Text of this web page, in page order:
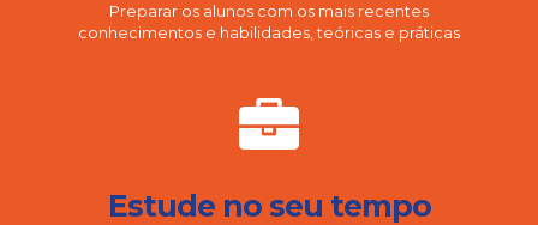
Preparar os alunos com os mais recentes
conhecimentos e habilidades, teóricas e práticas
Estude no seu tempo